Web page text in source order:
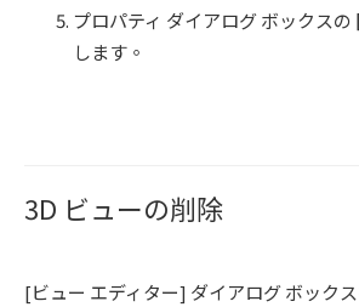
プロパティ ダイアログ ボックスの
します。
3D ビューの削除
[ビュー エディター] ダイアログ ボック